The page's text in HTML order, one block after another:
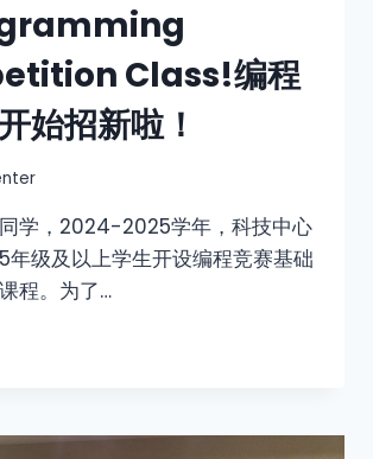
Class!编程
始招新啦！
学，2024-2025学年，科技中心
年级及以上学生开设编程竞赛基础
程。为了…